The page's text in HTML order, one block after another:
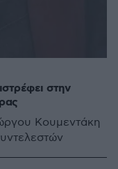
στην
Κουμεντάκη